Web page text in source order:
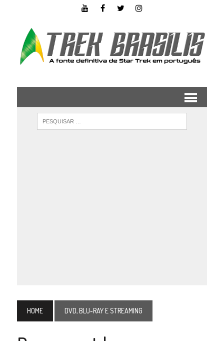
HOME DVD, BLU-RAY E STREAMING